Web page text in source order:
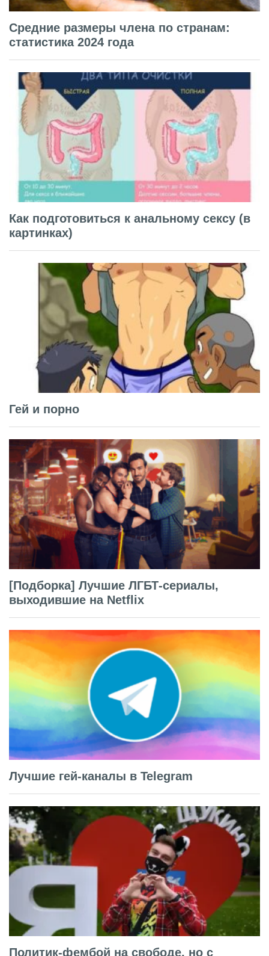
Средние размеры члена по странам:
статистика 2024 года
Как подготовиться к анальному сексу (в
картинках)
Гей и порно
[Подборка] Лучшие ЛГБТ-сериалы,
выходившие на Netflix
Лучшие гей-каналы в Telegram
Политик-фембой на свободе, но с